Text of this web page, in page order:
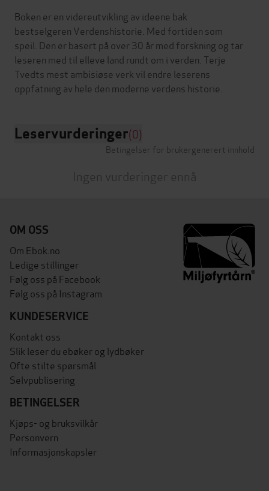
Boken er en videreutvikling av ideene bak
bestselgeren Verdenshistorie. Med fortiden som
speil. Den er basert på over 30 år med forskning og tar
leseren med til elleve land rundt om i verden. Terje
Tvedts mest ambisiøse verk vil endre leserens
Leservurderinger(0)
Betingelser for brukergenerert innhold
Ingen vurderinger ennå
OM OSS
Om Ebok.no
Ledige stillinger
Følg oss på Facebook
Følg oss på Instagram
KUNDESERVICE
Kontakt oss
Slik leser du ebøker og lydbøker
Ofte stilte spørsmål
Selvpublisering
BETINGELSER
Kjøps- og bruksvilkår
Personvern
Informasjonskapsler